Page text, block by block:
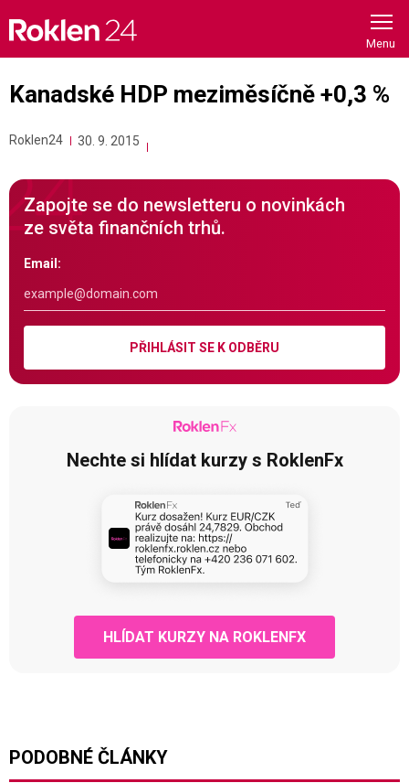
content
Kanadské HDP meziměsíčně +0,3 %
Roklen24 30. 9. 2015
Zapojte se do newsletteru o novinkách
ze světa finančních trhů.
Email:
PŘIHLÁSIT SE K ODBĚRU
Nechte si hlídat kurzy s RoklenFx
HLÍDAT KURZY NA ROKLENFX
PODOBNÉ ČLÁNKY